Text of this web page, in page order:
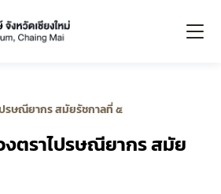
ปรษณียากร สมัยรัชกาลที่ ๕
งตราไปรษณียากร สมัย